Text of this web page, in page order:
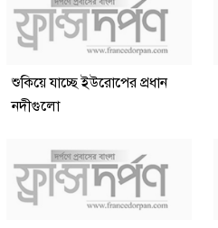
শুকিয়ে যাচ্ছে ইউরোপের প্রধান
নদীগুলো